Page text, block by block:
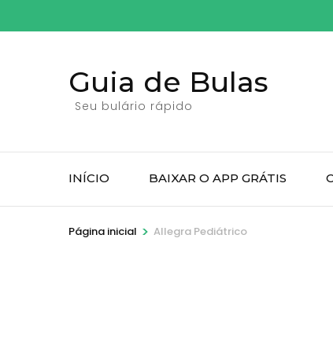
para
Guia de Bulas
Seu bulário rápido
INÍCIO BAIXAR O APP GRÁTIS
Página inicial > Allegra Pediátrico